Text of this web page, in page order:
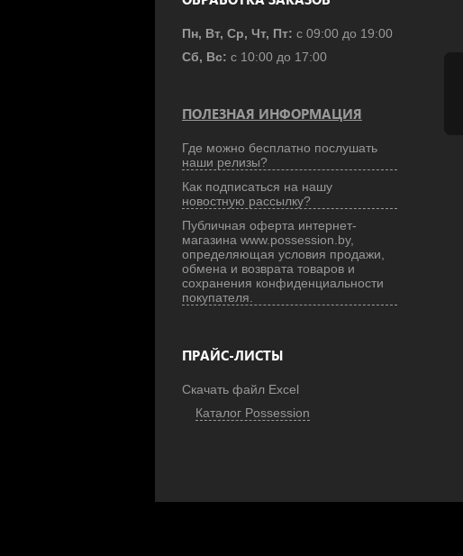
Пн, Вт, Ср, Чт, Пт: с 09:00 до 19:00
Сб, Вс: с 10:00 до 17:00
ПОЛЕЗНАЯ ИНФОРМАЦИЯ
Где можно бесплатно послушать
наши релизы?
Как подписаться на нашу
новостную рассылку?
Публичная оферта интернет-
магазина www.possession.by,
определяющая условия продажи,
обмена и возврата товаров и
сохранения конфиденциальности
покупателя.
ПРАЙС-ЛИСТЫ
Скачать файл Excel
Каталог Possession